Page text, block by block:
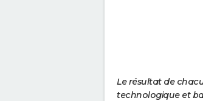
Le résultat de
technologique et